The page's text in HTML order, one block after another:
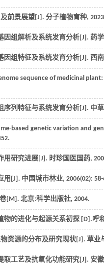
前景展望[J]. 分子植物育种, 2023
因组解析及系统发育分析[J]. 药
因组特征及系统发育分析[J]. 西
sequence of medicinal plant:
序列特征与系统发育分析[J]. 中
based genetic variation and
用研究进展[J]. 时珍国医国药,
用[J]. 中国城市林业, 2006(02):
[M]. 北京:科学出版社, 2004.
物的进化与起源关系初探 [D].呼
资源的分布及研究现状[J]. 草业
取工艺及抗氧化功能研究[J]. 安